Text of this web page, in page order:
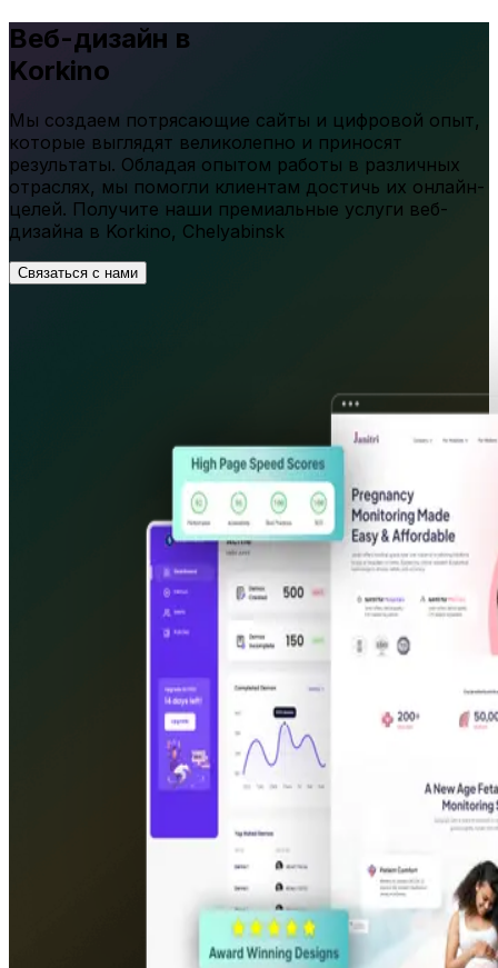
Веб-дизайн в
Korkino
Мы создаем потрясающие сайты и цифровой опыт,
которые выглядят великолепно и приносят
результаты. Обладая опытом работы в различных
отраслях, мы помогли клиентам достичь их онлайн-
целей. Получите наши премиальные услуги веб-
дизайна в Korkino, Chelyabinsk
Связаться с нами